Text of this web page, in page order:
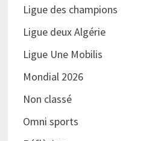
Ligue des champions
Ligue deux Algérie
Ligue Une Mobilis
Mondial 2026
Non classé
Omni sports